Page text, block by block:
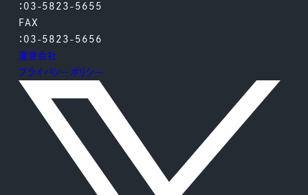
：03-5823-5655
FAX
：03-5823-5656
運営会社
プライバシーポリシー